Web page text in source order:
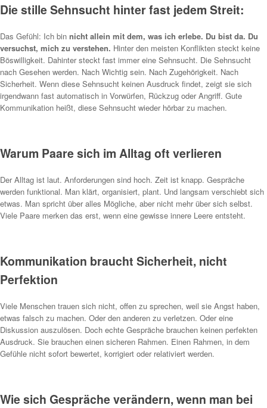
Die stille Sehnsucht hinter fast jedem Streit:
Das Gefühl: Ich bin nicht allein mit dem, was ich erlebe. Du bist da. Du
versuchst, mich zu verstehen. Hinter den meisten Konflikten steckt keine
Böswilligkeit. Dahinter steckt fast immer eine Sehnsucht. Die Sehnsucht
nach Gesehen werden. Nach Wichtig sein. Nach Zugehörigkeit. Nach
Sicherheit. Wenn diese Sehnsucht keinen Ausdruck findet, zeigt sie sich
irgendwann fast automatisch in Vorwürfen, Rückzug oder Angriff. Gute
Kommunikation heißt, diese Sehnsucht wieder hörbar zu machen.
Warum Paare sich im Alltag oft verlieren
Der Alltag ist laut. Anforderungen sind hoch. Zeit ist knapp. Gespräche
werden funktional. Man klärt, organisiert, plant. Und langsam verschiebt sich
etwas. Man spricht über alles Mögliche, aber nicht mehr über sich selbst.
Viele Paare merken das erst, wenn eine gewisse innere Leere entsteht.
Kommunikation braucht Sicherheit, nicht
Perfektion
Viele Menschen trauen sich nicht, offen zu sprechen, weil sie Angst haben,
etwas falsch zu machen. Oder den anderen zu verletzen. Oder eine
Diskussion auszulösen. Doch echte Gespräche brauchen keinen perfekten
Ausdruck. Sie brauchen einen sicheren Rahmen. Einen Rahmen, in dem
Gefühle nicht sofort bewertet, korrigiert oder relativiert werden.
Wie sich Gespräche verändern, wenn man bei